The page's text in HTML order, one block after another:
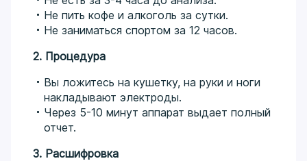
Не пить кофе и алкоголь за сутки.
Не заниматься спортом за 12 часов.
2. Процедура
Вы ложитесь на кушетку, на руки и ноги
накладывают электроды.
Через 5-10 минут аппарат выдает полный
отчет.
3. Расшифровка